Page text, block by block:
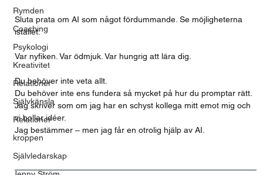
Rymden
Coaching
Psykologi
Kreativitet
Relationer
Självkänsla
Relationer
kroppen
Självledarskap
Sluta prata om AI som något fördummande. Se möjligheterna
istället.
Var nyfiken. Var ödmjuk. Var hungrig att lära dig.
Du behöver inte veta allt.
Du behöver inte ens fundera så mycket på hur du promptar rätt.
Jag skriver som om jag har en schyst kollega mitt emot mig och
vi bollar idéer.
Jag bestämmer – men jag får en otrolig hjälp av AI.